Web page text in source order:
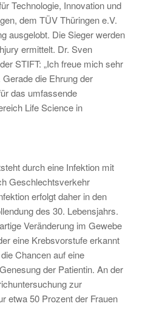
Technologie, Innovation und
dem TÜV Thüringen e.V.
ausgelobt. Die Sieger werden
ermittelt. Dr. Sven
STIFT: „Ich freue mich sehr
die Ehrung der
das umfassende
Life Science in
durch eine Infektion mit
Geschlechtsverkehr
erfolgt daher in den
des 30. Lebensjahrs.
Veränderung im Gewebe
eine Krebsvorstufe erkannt
Chancen auf eine
der Patientin. An der
zur
etwa 50 Prozent der Frauen